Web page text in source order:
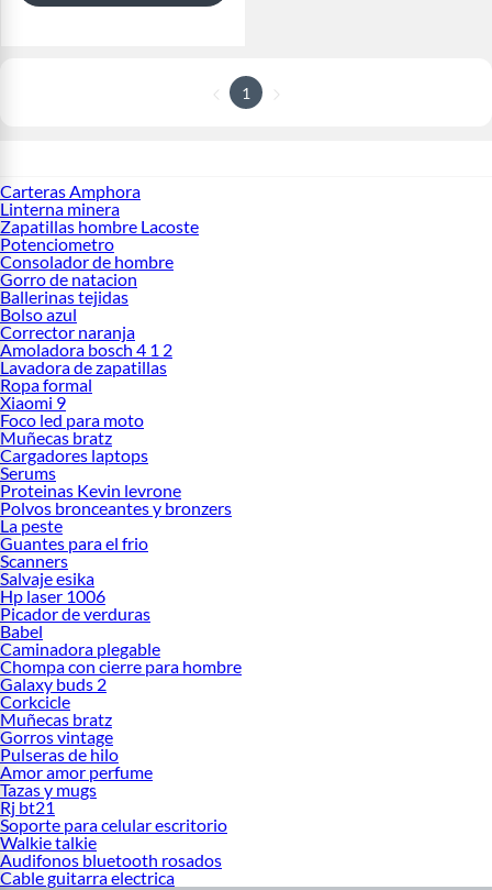
1
Carteras Amphora
Linterna minera
Zapatillas hombre Lacoste
Potenciometro
Consolador de hombre
Gorro de natacion
Ballerinas tejidas
Bolso azul
Corrector naranja
Amoladora bosch 4 1 2
Lavadora de zapatillas
Ropa formal
Xiaomi 9
Foco led para moto
Muñecas bratz
Cargadores laptops
Serums
Proteinas Kevin levrone
Polvos bronceantes y bronzers
La peste
Guantes para el frio
Scanners
Salvaje esika
Hp laser 1006
Picador de verduras
Babel
Caminadora plegable
Chompa con cierre para hombre
Galaxy buds 2
Corkcicle
Muñecas bratz
Gorros vintage
Pulseras de hilo
Amor amor perfume
Tazas y mugs
Rj bt21
Soporte para celular escritorio
Walkie talkie
Audifonos bluetooth rosados
Cable guitarra electrica